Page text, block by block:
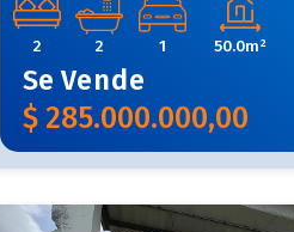
2 2 1 50.0m²
SeVende
$285.000.000,00